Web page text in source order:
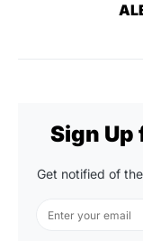
Sign
Get notified of